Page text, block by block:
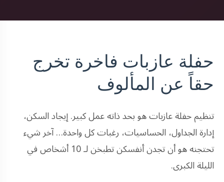
حفلة عازبات فاخرة تخرج
حقاً عن المألوف
تنظيم حفلة عازبات هو بحد ذاته عمل كبير. إيجاد السكن،
إدارة الجداول، الحساسيات، رغبات كل واحدة… آخر شيء
تحتجنه هو أن تجدن أنفسكن تطبخن لـ 10 أشخاص في
الليلة الكبرى.